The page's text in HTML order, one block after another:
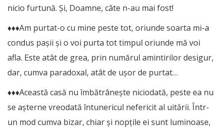
nicio furtună. Și, Doamne, câte n-au mai fost!
♦♦♦Am purtat-o cu mine peste tot, oriunde soarta mi-a
condus pașii și o voi purta tot timpul oriunde mă voi
afla. Este atât de grea, prin numărul amintirilor desigur,
dar, cumva paradoxal, atât de ușor de purtat…
♦♦♦Această casă nu îmbătrânește niciodată, peste ea nu
se așterne vreodată întunericul nefericit al uitării. Într-
un mod cumva bizar, chiar și nopțile ei sunt luminoase,